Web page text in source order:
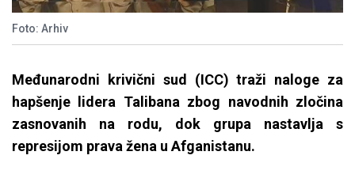
Foto: Arhiv
Međunarodni krivični sud (ICC) traži naloge za
hapšenje lidera Talibana zbog navodnih zločina
zasnovanih na rodu, dok grupa nastavlja s
represijom prava žena u Afganistanu.